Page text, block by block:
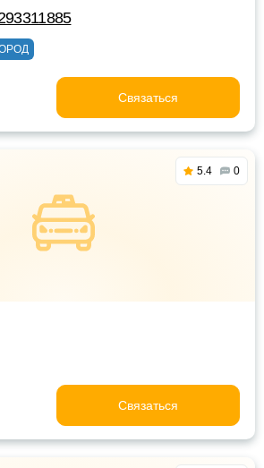
Связаться
5.4 0
Связаться